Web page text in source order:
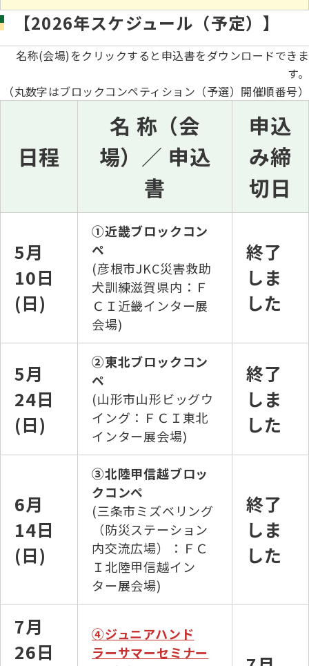
【2026年スケジュール（予定）】
名称(会場)をクリックすると申込書をダウンロードできま
す。
（丸数字はブロックコンペティション（予選）開催順番号）
日程
名 称（会
場） ／ 申込
書
申込
み締
切日
5月
10日
(日)
①近畿ブロックコン
ペ
(彦根市JKC災害救助
犬訓練滋賀県内：Ｆ
ＣＩ近畿インター展
会場)
終了
しま
した
5月
24日
(日)
②東北ブロックコン
ペ
(山形市山形ビッグウ
イング：ＦＣＩ東北
インター展会場)
終了
しま
した
6月
14日
(日)
③北陸甲信越ブロッ
クコンペ
(三条市ミズベリング
（防災ステーション
内交流広場）：ＦＣ
Ｉ北陸甲信越イン
ター展会場)
終了
しま
した
7月
26日
④ジュニアハンド
ラーサマーセミナー